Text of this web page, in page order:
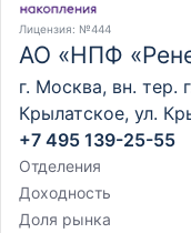
Лицензия: №444
АО «НПФ
г. Москва, вн. тер.
Крылатское, ул.
+7 495 139-25-55
Отделения
Доходность
Доля рынка